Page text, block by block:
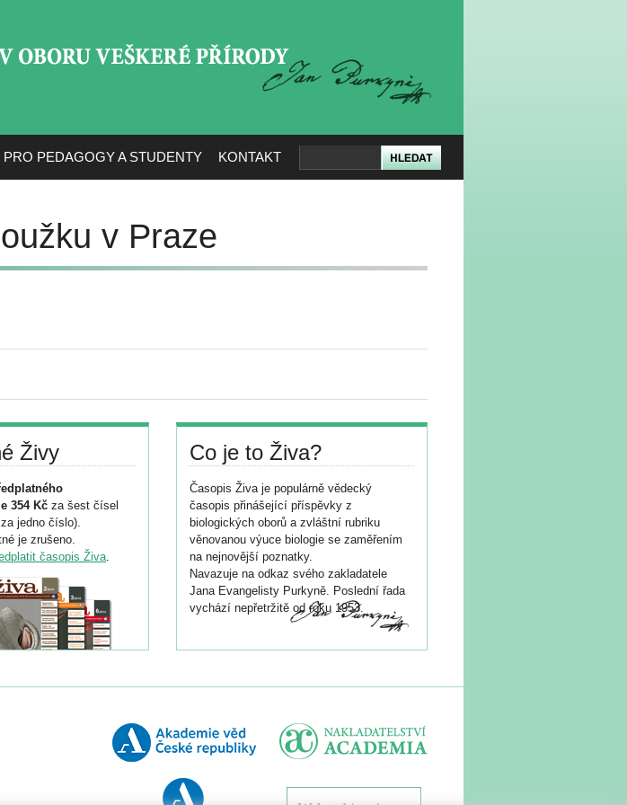
PRO PEDAGOGY A STUDENTY KONTAKT
v Praze
Živy
354 Kč za šest čísel
jedno číslo).
je zrušeno.
časopis Živa.
Co je to Živa?
Časopis Živa je populárně vědecký
časopis přinášející příspěvky z
biologických oborů a zvláštní rubriku
věnovanou výuce biologie se zaměřením
na nejnovější poznatky.
Navazuje na odkaz svého zakladatele
Jana Evangelisty Purkyně. Poslední řada
vychází nepřetržitě od roku 1953.